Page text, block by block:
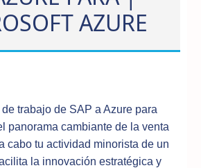
AZURE
trabajo de SAP a Azure para
panorama cambiante de la venta
cabo tu actividad minorista de un
la innovación estratégica y